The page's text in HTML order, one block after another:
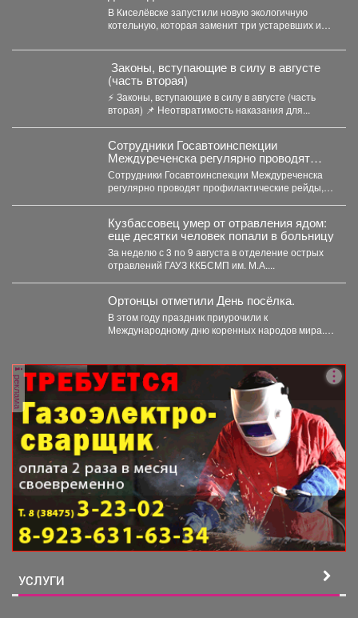
В Киселёвске запустили новую экологичную
котельную, которая заменит три устаревших и
️ Законы, вступающие в силу в августе
(часть вторая)
⚡️ Законы, вступающие в силу в августе (часть
вторая) 📌 Неотвратимость наказания для...
Сотрудники Госавтоинспекции
Междуреченска регулярно проводят
профилактические рейды,
направленные на пресечение
нарушений правил дорожного движения
водителями средств индивидуальной
мобильности (СИМ)
Сотрудники Госавтоинспекции Междуреченска
регулярно проводят профилактические рейды,
Кузбассовец умер от отравления ядом:
еще десятки человек попали в больницу
За неделю с 3 по 9 августа в отделение острых
отравлений ГАУЗ ККБСМП им. М.А....
Ортонцы отметили День посёлка.
В этом году праздник приурочили к
Международному дню коренных народов мира.
реклама
УСЛУГИ